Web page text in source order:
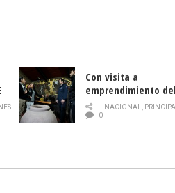
Con visita a
emprendimiento
y llamado al
historia campesina
NACIONAL,
0